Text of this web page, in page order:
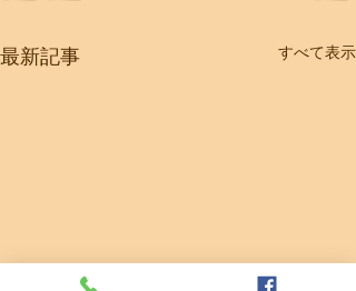
最新記事 すべて表示